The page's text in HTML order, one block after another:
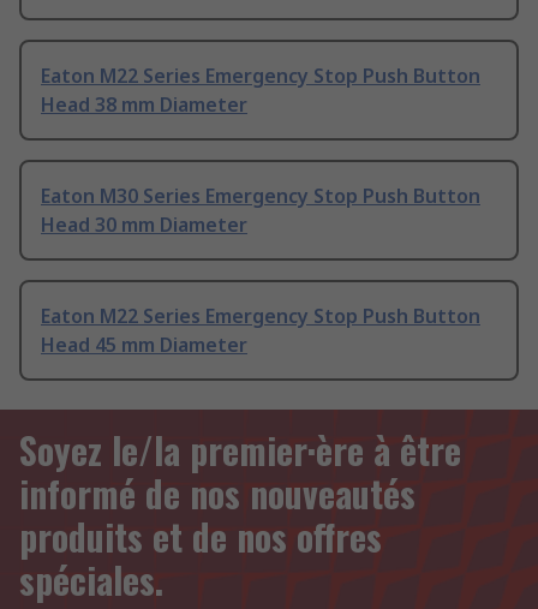
Eaton M22 Series Emergency Stop Push Button
Head 38 mm Diameter
Eaton M30 Series Emergency Stop Push Button
Head 30 mm Diameter
Eaton M22 Series Emergency Stop Push Button
Head 45 mm Diameter
Soyez le/la premier·ère à être
informé de nos nouveautés
produits et de nos offres
spéciales.